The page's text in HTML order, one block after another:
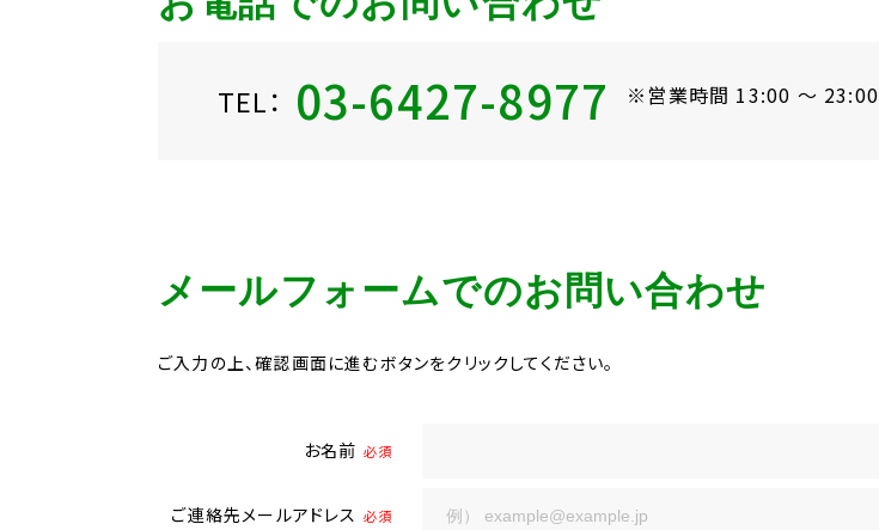
TEL 03-6427-8977 ※営業時間 13:00 ～ 23:00
メールフォームでのお問い合わせ
ご入力の上、確認画面に進むボタンをクリックしてください。
お名前 必須
ご連絡先メールアドレス 必須